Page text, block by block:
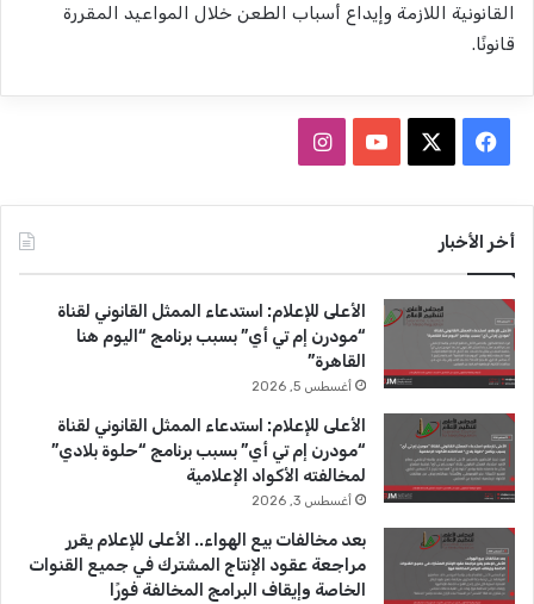
القانونية اللازمة وإيداع أسباب الطعن خلال المواعيد المقررة
قانونًا.
س
و
ك
T
u
b
e
ق
ا
م
أخر الأخبار
الأعلى للإعلام: استدعاء الممثل القانوني لقناة
“مودرن إم تي أي” بسبب برنامج “اليوم هنا
القاهرة”
أغسطس 5, 2026
الأعلى للإعلام: استدعاء الممثل القانوني لقناة
“مودرن إم تي أي” بسبب برنامج “حلوة بلادي”
لمخالفته الأكواد الإعلامية
أغسطس 3, 2026
بعد مخالفات بيع الهواء.. الأعلى للإعلام يقرر
مراجعة عقود الإنتاج المشترك في جميع القنوات
الخاصة وإيقاف البرامج المخالفة فورًا